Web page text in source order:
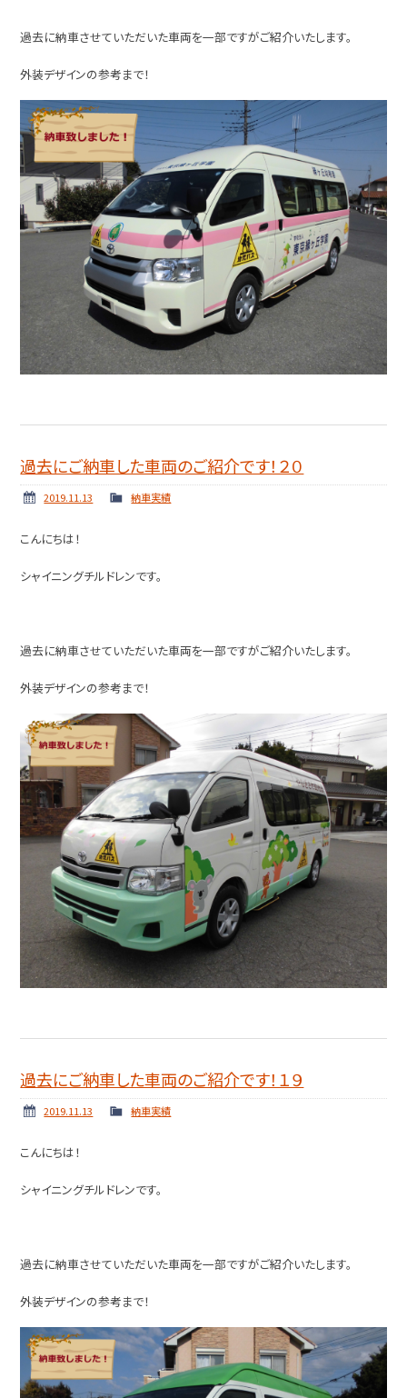
過去に納車させていただいた車両を一部ですがご紹介いたします。
外装デザインの参考まで！
過去にご納車した車両のご紹介です！２０
2019.11.13 納車実績
こんにちは！
シャイニングチルドレンです。
過去に納車させていただいた車両を一部ですがご紹介いたします。
外装デザインの参考まで！
過去にご納車した車両のご紹介です！１９
2019.11.13 納車実績
こんにちは！
シャイニングチルドレンです。
過去に納車させていただいた車両を一部ですがご紹介いたします。
外装デザインの参考まで！